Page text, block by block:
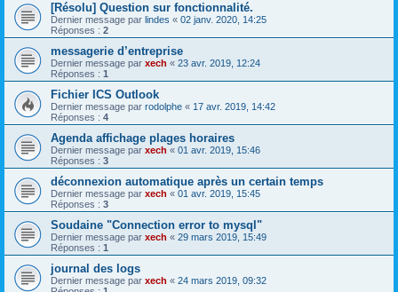
[Résolu] Question sur fonctionnalité.
Dernier message par lindes « 02 janv. 2020, 14:25
Réponses : 2
messagerie d’entreprise
Dernier message par xech « 23 avr. 2019, 12:24
Réponses : 1
Fichier ICS Outlook
Dernier message par rodolphe « 17 avr. 2019, 14:42
Réponses : 4
Agenda affichage plages horaires
Dernier message par xech « 01 avr. 2019, 15:46
Réponses : 3
déconnexion automatique après un certain temps
Dernier message par xech « 01 avr. 2019, 15:45
Réponses : 3
Soudaine "Connection error to mysql"
Dernier message par xech « 29 mars 2019, 15:49
Réponses : 1
journal des logs
Dernier message par xech « 24 mars 2019, 09:32